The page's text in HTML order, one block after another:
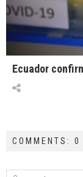
Ecuador
COMMENTS: 0